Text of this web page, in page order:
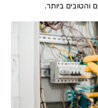
והטובים ביותר.